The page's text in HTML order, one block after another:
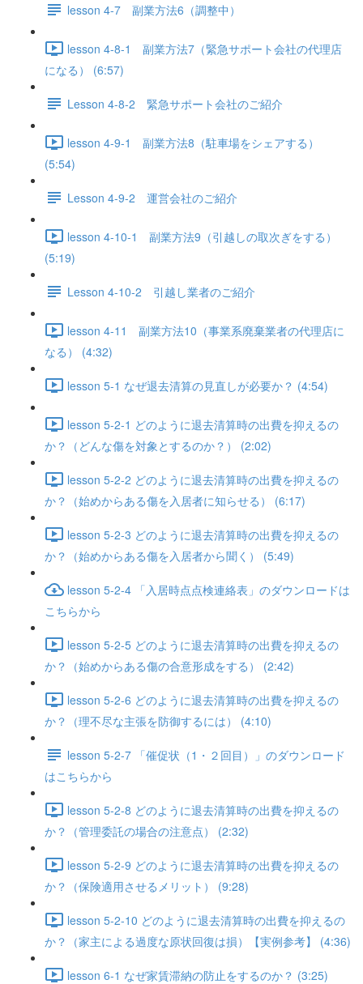
lesson 4-7 副業方法6（調整中）
lesson 4-8-1 副業方法7（緊急サポート会社の代理店
になる） (6:57)
Lesson 4-8-2 緊急サポート会社のご紹介
lesson 4-9-1 副業方法8（駐車場をシェアする）
(5:54)
Lesson 4-9-2 運営会社のご紹介
lesson 4-10-1 副業方法9（引越しの取次ぎをする）
(5:19)
Lesson 4-10-2 引越し業者のご紹介
lesson 4-11 副業方法10（事業系廃棄業者の代理店に
なる） (4:32)
lesson 5-1 なぜ退去清算の見直しが必要か？ (4:54)
lesson 5-2-1 どのように退去清算時の出費を抑えるの
か？（どんな傷を対象とするのか？） (2:02)
lesson 5-2-2 どのように退去清算時の出費を抑えるの
か？（始めからある傷を入居者に知らせる） (6:17)
lesson 5-2-3 どのように退去清算時の出費を抑えるの
か？（始めからある傷を入居者から聞く） (5:49)
lesson 5-2-4 「入居時点点検連絡表」のダウンロードは
こちらから
lesson 5-2-5 どのように退去清算時の出費を抑えるの
か？（始めからある傷の合意形成をする） (2:42)
lesson 5-2-6 どのように退去清算時の出費を抑えるの
か？（理不尽な主張を防御するには） (4:10)
lesson 5-2-7 「催促状（1・２回目）」のダウンロード
はこちらから
lesson 5-2-8 どのように退去清算時の出費を抑えるの
か？（管理委託の場合の注意点） (2:32)
lesson 5-2-9 どのように退去清算時の出費を抑えるの
か？（保険適用させるメリット） (9:28)
lesson 5-2-10 どのように退去清算時の出費を抑えるの
か？（家主による過度な原状回復は損）【実例参考】 (4:36)
lesson 6-1 なぜ家賃滞納の防止をするのか？ (3:25)